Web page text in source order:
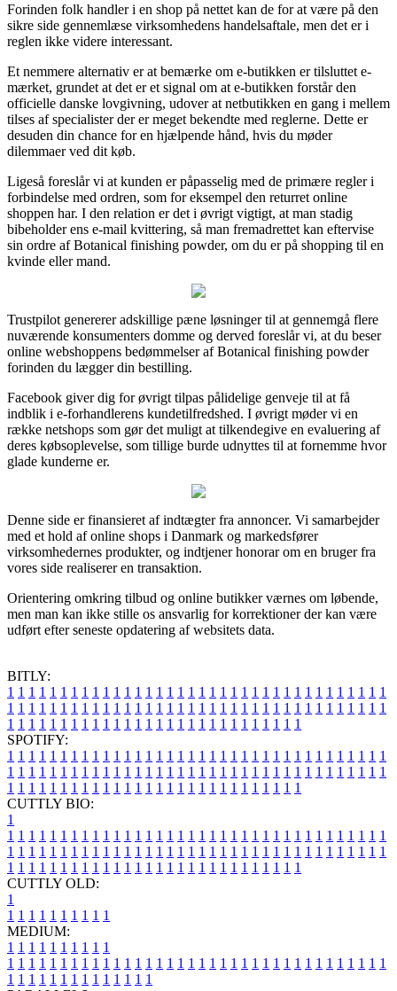
Forinden folk handler i en shop på nettet kan de for at være på den
sikre side gennemlæse virksomhedens handelsaftale, men det er i
reglen ikke videre interessant.
Et nemmere alternativ er at bemærke om e-butikken er tilsluttet e-
mærket, grundet at det er et signal om at e-butikken forstår den
officielle danske lovgivning, udover at netbutikken en gang i mellem
tilses af specialister der er meget bekendte med reglerne. Dette er
desuden din chance for en hjælpende hånd, hvis du møder
dilemmaer ved dit køb.
Ligeså foreslår vi at kunden er påpasselig med de primære regler i
forbindelse med ordren, som for eksempel den returret online
shoppen har. I den relation er det i øvrigt vigtigt, at man stadig
bibeholder ens e-mail kvittering, så man fremadrettet kan eftervise
sin ordre af Botanical finishing powder, om du er på shopping til en
kvinde eller mand.
Trustpilot genererer adskillige pæne løsninger til at gennemgå flere
nuværende konsumenters domme og derved foreslår vi, at du beser
online webshoppens bedømmelser af Botanical finishing powder
forinden du lægger din bestilling.
Facebook giver dig for øvrigt tilpas pålidelige genveje til at få
indblik i e-forhandlerens kundetilfredshed. I øvrigt møder vi en
række netshops som gør det muligt at tilkendegive en evaluering af
deres købsoplevelse, som tillige burde udnyttes til at fornemme hvor
glade kunderne er.
Denne side er finansieret af indtægter fra annoncer. Vi samarbejder
med et hold af online shops i Danmark og markedsfører
virksomhedernes produkter, og indtjener honorar om en bruger fra
vores side realiserer en transaktion.
Orientering omkring tilbud og online butikker værnes om løbende,
men man kan ikke stille os ansvarlig for korrektioner der kan være
udført efter seneste opdatering af websitets data.
BITLY:
1 1 1 1 1 1 1 1 1 1 1 1 1 1 1 1 1 1 1 1 1 1 1 1 1 1 1 1 1 1 1 1 1 1 1 1
1 1 1 1 1 1 1 1 1 1 1 1 1 1 1 1 1 1 1 1 1 1 1 1 1 1 1 1 1 1 1 1 1 1 1 1
1 1 1 1 1 1 1 1 1 1 1 1 1 1 1 1 1 1 1 1 1 1 1 1 1 1 1 1
SPOTIFY:
1 1 1 1 1 1 1 1 1 1 1 1 1 1 1 1 1 1 1 1 1 1 1 1 1 1 1 1 1 1 1 1 1 1 1 1
1 1 1 1 1 1 1 1 1 1 1 1 1 1 1 1 1 1 1 1 1 1 1 1 1 1 1 1 1 1 1 1 1 1 1 1
1 1 1 1 1 1 1 1 1 1 1 1 1 1 1 1 1 1 1 1 1 1 1 1 1 1 1 1
CUTTLY BIO:
1
1 1 1 1 1 1 1 1 1 1 1 1 1 1 1 1 1 1 1 1 1 1 1 1 1 1 1 1 1 1 1 1 1 1 1 1
1 1 1 1 1 1 1 1 1 1 1 1 1 1 1 1 1 1 1 1 1 1 1 1 1 1 1 1 1 1 1 1 1 1 1 1
1 1 1 1 1 1 1 1 1 1 1 1 1 1 1 1 1 1 1 1 1 1 1 1 1 1 1 1
CUTTLY OLD:
1
1 1 1 1 1 1 1 1 1 1
MEDIUM:
1 1 1 1 1 1 1 1 1 1
1 1 1 1 1 1 1 1 1 1 1 1 1 1 1 1 1 1 1 1 1 1 1 1 1 1 1 1 1 1 1 1 1 1 1 1
1 1 1 1 1 1 1 1 1 1 1 1 1 1